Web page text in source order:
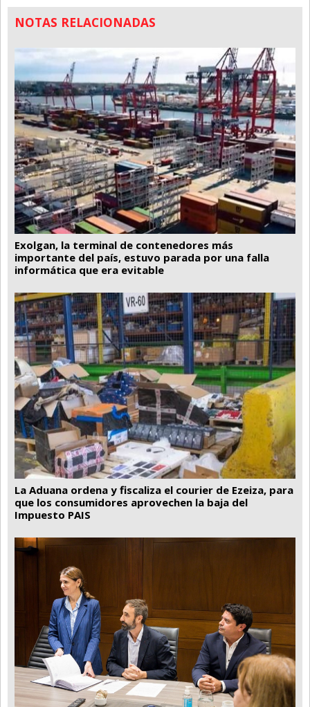
NOTAS RELACIONADAS
Exolgan, la terminal de contenedores más
importante del país, estuvo parada por una falla
informática que era evitable
La Aduana ordena y fiscaliza el courier de Ezeiza, para
que los consumidores aprovechen la baja del
Impuesto PAIS